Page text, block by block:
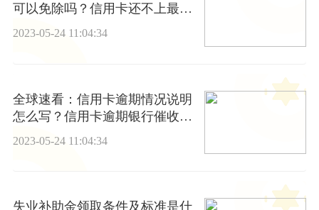
可以免除吗？信用卡还不上最好
的解决办法
2023-05-24 11:04:34
全球速看：信用卡逾期情况说明
怎么写？信用卡逾期银行催收流
2023-05-24 11:04:34
失业补助金领取条件及标准是什